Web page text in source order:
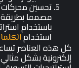
مصمما بطريقة
باستخدام
استخدام
كل هذه العناصر
إلكترونية بشكل